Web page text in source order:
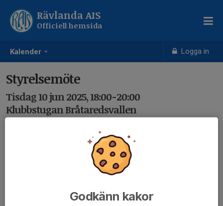
Kalender Logga in
Rävlanda AIS
Officiell hemsida
Styrelsemöte
Tisdag 10 jun 2025, 18:00-20:00
Klubbstugan Bråtaredsvallen
Godkänn kakor